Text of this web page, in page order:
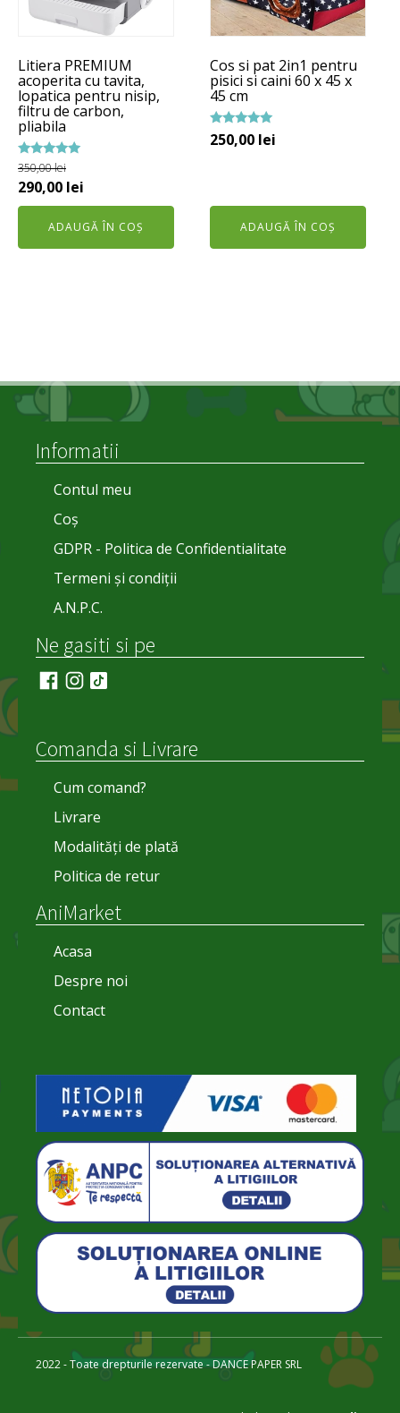
Litiera PREMIUM
acoperita cu tavita,
lopatica pentru nisip,
filtru de carbon,
pliabila
Evaluat la
5.00
din 5
350,00lei
Prețul
inițial
fost:
290,00 lei
curent
este:
290,00 lei.
ADAUGĂ ÎN COȘ
Cos si pat 2in1 pentru
pisici si caini 60 x 45 x
45 cm
Evaluat la
5.00
250,00 lei
ADAUGĂ ÎN COȘ
Informatii
Contul meu
Coș
GDPR - Politica de Confidentialitate
Termeni și condiții
A.N.P.C.
Ne gasiti si pe
Comanda si Livrare
Cum comand?
Livrare
Modalități de plată
Politica de retur
AniMarket
Acasa
Despre noi
Contact
2022 - Toate drepturile rezervate - DANCE PAPER SRL